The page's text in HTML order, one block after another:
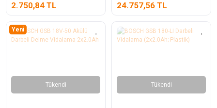
2.750,84 TL 24.757,56 TL
Yeni
Tükendi Tükendi